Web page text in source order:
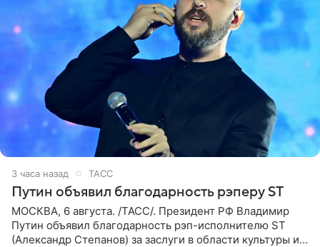
3 часа назад ТАСС
Путин объявил благодарность рэперу ST
МОСКВА, 6 августа. /ТАСС/. Президент РФ Владимир
Путин объявил благодарность рэп-исполнителю ST
(Александр Степанов) за заслуги в области культуры и